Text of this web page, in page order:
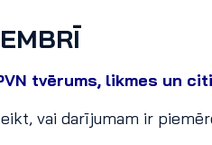
tvērums, likmes un
vai darījumam ir